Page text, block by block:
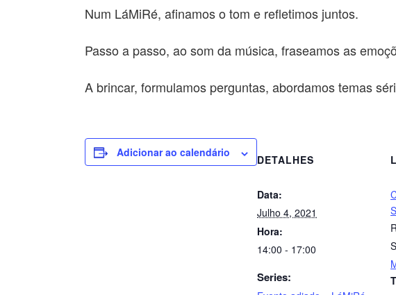
Num LáMiRé, afinamos o tom e refletimos juntos.
Passo a passo, ao som da música, fraseamos as
A brincar, formulamos perguntas, abordamos temas
Adicionar ao calendário
DETALHES
Data:
Julho 4, 2021
Hora:
14:00 - 17:00
Series: